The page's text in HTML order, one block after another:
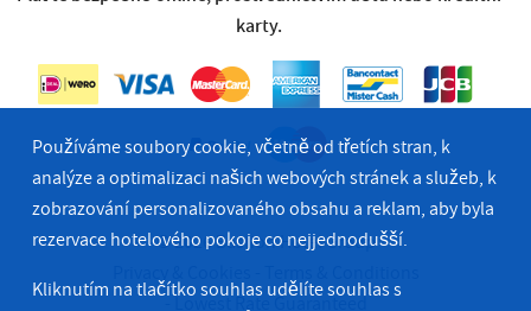
karty.
© 2026 Bastion Hotel Group
Lowest Rate Guaranteed
Používáme soubory cookie, včetně od třetích stran, k
analýze a optimalizaci našich webových stránek a služeb, k
zobrazování personalizovaného obsahu a reklam, aby byla
rezervace hotelového pokoje co nejjednodušší.
Kliknutím na tlačítko souhlas udělíte souhlas s